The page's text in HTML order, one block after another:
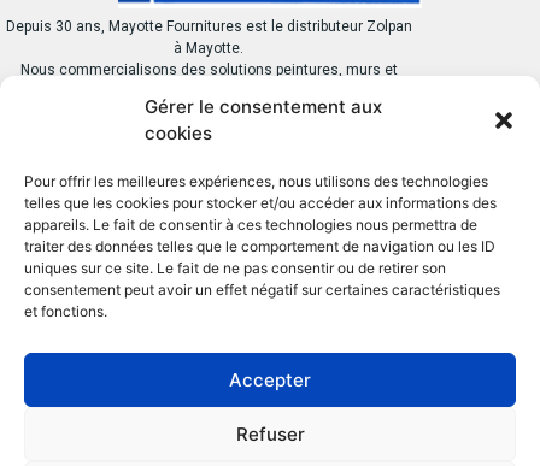
Gérer le consentement aux
cookies
Pour offrir les meilleures expériences, nous utilisons des technologies
telles que les cookies pour stocker et/ou accéder aux informations des
appareils. Le fait de consentir à ces technologies nous permettra de
traiter des données telles que le comportement de navigation ou les ID
uniques sur ce site. Le fait de ne pas consentir ou de retirer son
consentement peut avoir un effet négatif sur certaines caractéristiques
et fonctions.
Accepter
Refuser
Depuis 30 ans, Mayotte Fournitures est le distributeur Zolpan
à Mayotte.
Nous commercialisons des solutions peintures, murs et
bâtiments
BESOIN D’AIDE ?
Contactez-nous
LIENS UTILES
Nos catégories